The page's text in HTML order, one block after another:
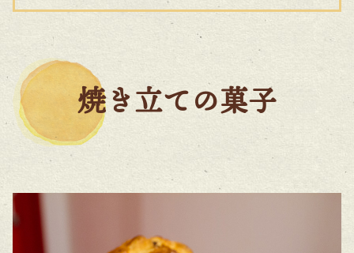
焼き立ての菓子